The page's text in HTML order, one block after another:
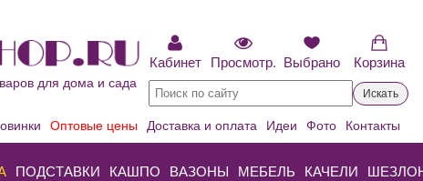
для дома и сада
Кабинет Просмотр. Выбрано Корзина
Искать
Оптовые цены Доставка и оплата Идеи Фото Контакты
ПОДСТАВКИ КАШПО ВАЗОНЫ МЕБЕЛЬ КАЧЕЛИ